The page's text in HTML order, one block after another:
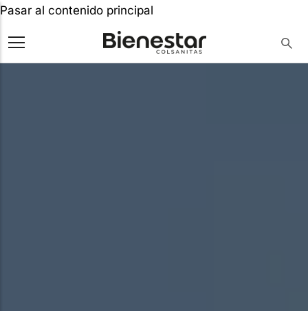
Pasar al contenido principal